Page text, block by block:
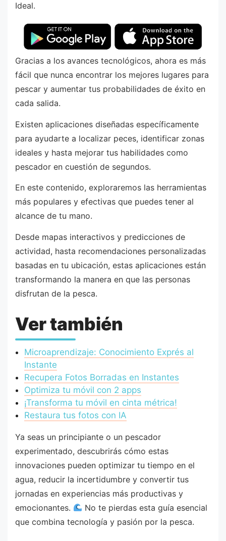
Ideal.
Gracias a los avances tecnológicos, ahora es más
fácil que nunca encontrar los mejores lugares para
pescar y aumentar tus probabilidades de éxito en
cada salida.
Existen aplicaciones diseñadas específicamente
para ayudarte a localizar peces, identificar zonas
ideales y hasta mejorar tus habilidades como
pescador en cuestión de segundos.
En este contenido, exploraremos las herramientas
más populares y efectivas que puedes tener al
alcance de tu mano.
Desde mapas interactivos y predicciones de
actividad, hasta recomendaciones personalizadas
basadas en tu ubicación, estas aplicaciones están
transformando la manera en que las personas
disfrutan de la pesca.
Ver también
Microaprendizaje: Conocimiento Exprés al
Instante
Recupera Fotos Borradas en Instantes
Optimiza tu móvil con 2 apps
¡Transforma tu móvil en cinta métrica!
Restaura tus fotos con IA
Ya seas un principiante o un pescador
experimentado, descubrirás cómo estas
innovaciones pueden optimizar tu tiempo en el
agua, reducir la incertidumbre y convertir tus
jornadas en experiencias más productivas y
emocionantes.
No te pierdas esta guía esencial
que combina tecnología y pasión por la pesca.